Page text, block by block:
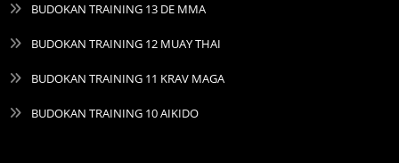
BUDOKAN TRAINING 13 DE MMA
BUDOKAN TRAINING 12 MUAY THAI
BUDOKAN TRAINING 11 KRAV MAGA
BUDOKAN TRAINING 10 AIKIDO